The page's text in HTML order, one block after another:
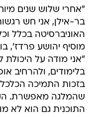
"אחרי שלוש שנים
בר-אילן, אני חש
האוניברסיטה בכלל
מוסיף יהושע פרדז',
"אני מודה על היכולת
בלימודים, ולהרחיב
בזכות התמיכה
שהמלגה מאפשרת.
התוכנית גם הוא לא